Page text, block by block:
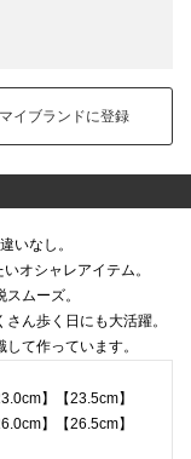
マイブランドに登録
いなし。
オシャレアイテム。
ムーズ。
ん歩く日にも大活躍。
て作っています。
】【23.5cm】
】【26.5cm】